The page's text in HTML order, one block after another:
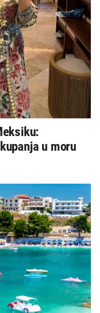
u moru